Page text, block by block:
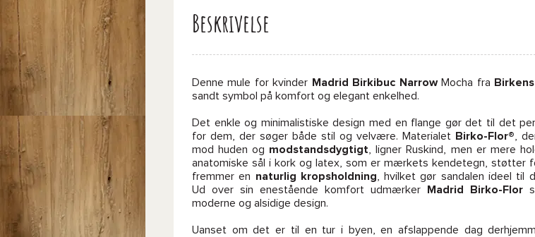
Beskrivelse
Denne mule for kvinder Madrid Birkibuc NarrowMocha fra
sandt symbol på komfort og elegant enkelhed.
Det enkle og minimalistiske design med en flange gør det til det
for dem, der søger både stil og velvære. Materialet
Birko-Flor® ,
mod huden og modstandsdygtigt , ligner Ruskind, men er mere
anatomiske sål i kork og latex, som er mærkets kendetegn, støtter
fremmer en naturlig kropsholdning , hvilket gør sandalen ideel til
Ud over sin enestående komfort udmærker
Madrid Birko-Flor
moderne og alsidige design.
Uanset om det er til en tur i byen, en afslappende dag